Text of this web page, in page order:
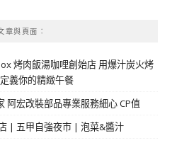
章與頁面︰
烤肉飯湯咖哩創始店 用爆汁炭火烤
義你的精緻午餐
阿宏改裝部品專業服務細心 CP值
| 五甲自強夜市 | 泡菜&醬汁